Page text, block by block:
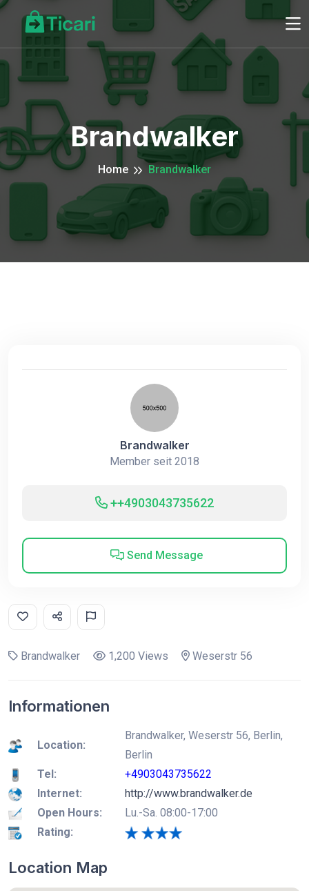
Brandwalker
Home Brandwalker
Brandwalker
Member seit 2018
++4903043735622
Send Message
Brandwalker 1,200 Views Weserstr 56
Informationen
Location:
Brandwalker, Weserstr 56, Berlin,
Berlin
Tel:
+4903043735622
Internet:
http://www.brandwalker.de
Open Hours:
Lu.-Sa. 08:00-17:00
Rating:
Location Map